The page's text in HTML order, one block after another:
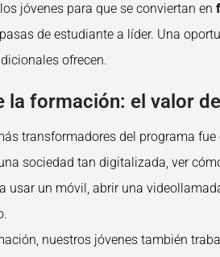
jóvenes para que se conviertan en
pasas de estudiante a líder. Una
ofrecen.
la formación: el valor
transformadores del programa fue
sociedad tan digitalizada, ver
usar un móvil, abrir una
nuestros jóvenes también